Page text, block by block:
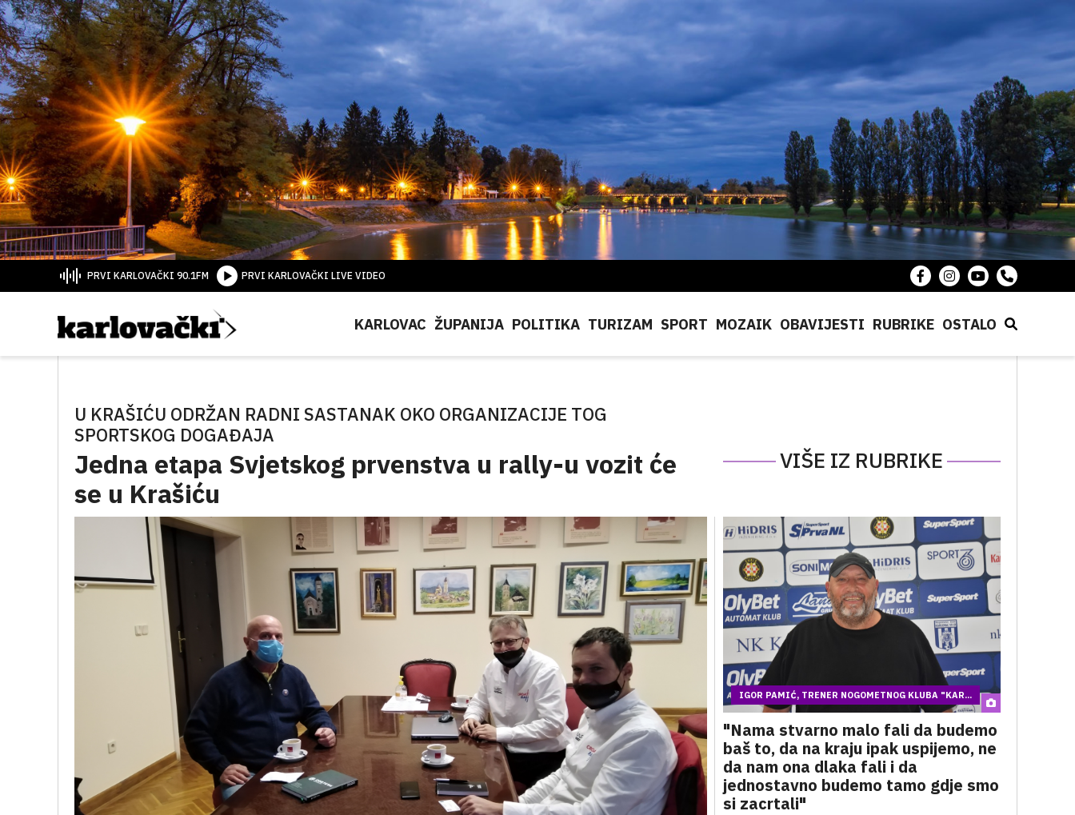
PRVI KARLOVAČKI 90.1FM PRVI KARLOVAČKI LIVE VIDEO
KARLOVAC ŽUPANIJA POLITIKA TURIZAM SPORT MOZAIK OBAVIJESTI RUBRIKE OSTALO
U KRAŠIĆU ODRŽAN RADNI SASTANAK OKO ORGANIZACIJE TOG
SPORTSKOG DOGAĐAJA
Jedna etapa Svjetskog prvenstva u rally-u vozit će
se u Krašiću
VIŠE IZ RUBRIKE
IGOR PAMIĆ, TRENER NOGOMETNOG KLUBA "KAR...
"Nama stvarno malo fali da budemo
baš to, da na kraju ipak uspijemo, ne
da nam ona dlaka fali i da
jednostavno budemo tamo gdje smo
si zacrtali"